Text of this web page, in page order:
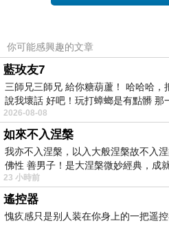
↓↓↓限量特優價格按鈕↓↓↓
你可能感興趣的文章
藍玫友7
三師兄三師兄 給你糖葫蘆！ 哈哈哈
說我壞話 好吧！玩打蟑螂是有點髒 那
2026-08-08
如來不入涅槃
我亦不入涅槃，以入大般涅槃故不入
佛性 善男子！是大涅槃微妙經典，成
23 小時前
遙控器
愧疚感只是别人装在你身上的一把遥控